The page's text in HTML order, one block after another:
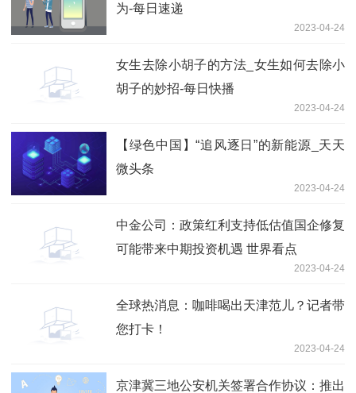
为-每日速递
2023-04-24
女生去除小胡子的方法_女生如何去除小
胡子的妙招-每日快播
2023-04-24
【绿色中国】“追风逐日”的新能源_天天
微头条
2023-04-24
中金公司：政策红利支持低估值国企修复
可能带来中期投资机遇 世界看点
2023-04-24
全球热消息：咖啡喝出天津范儿？记者带
您打卡！
2023-04-24
京津冀三地公安机关签署合作协议：推出